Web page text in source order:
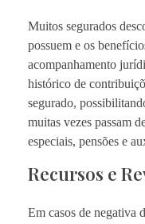
Muitos segurados
possuem e os
acompanhamento
histórico de
segurado,
muitas vezes passam
especiais, pensões e
Recursos e
Em casos de negativa